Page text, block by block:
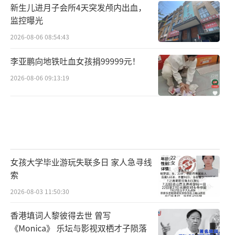
新生儿进月子会所4天突发颅内出血，
监控曝光
2026-08-06 08:54:43
李亚鹏向地铁吐血女孩捐99999元！
2026-08-06 09:13:19
女孩大学毕业游玩失联多日 家人急寻线
索
2026-08-03 11:50:30
香港填词人黎彼得去世 曾写
《Monica》 乐坛与影视双栖才子陨落